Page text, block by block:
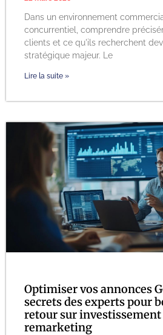
Dans un environnement
concurrentiel, comprendre
clients et ce qu'ils recherchent
stratégique majeur. Le
Lire la suite »
Optimiser vos annonces
secrets des experts pour
retour sur investissement
remarketing